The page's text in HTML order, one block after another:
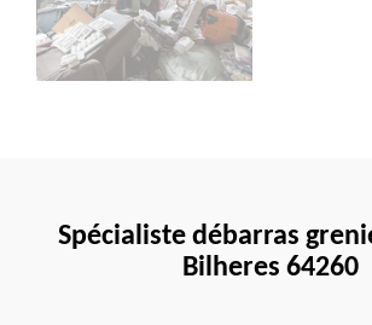
Spécialiste débarras
Bilheres 64260